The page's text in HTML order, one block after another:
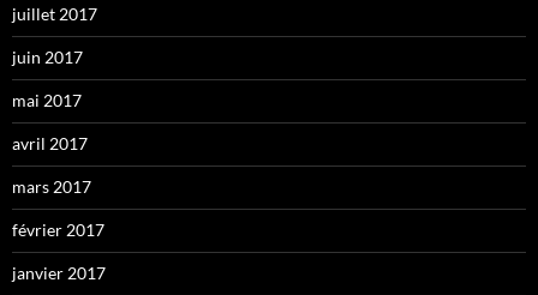
juillet 2017
juin 2017
mai 2017
avril 2017
mars 2017
février 2017
janvier 2017